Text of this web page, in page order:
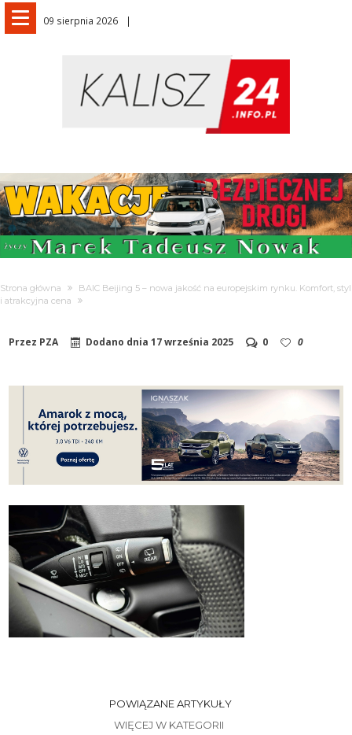
09 sierpnia 2026
Strona główna
BAIC Beijing 5 – nowa jakość na europejskim rynku. Komfort, styl
i atrakcyjna cena
Przez PZA Dodano dnia17 września 2025 0 0
POWIĄZANE ARTYKUŁY
WIĘCEJ W KATEGORII